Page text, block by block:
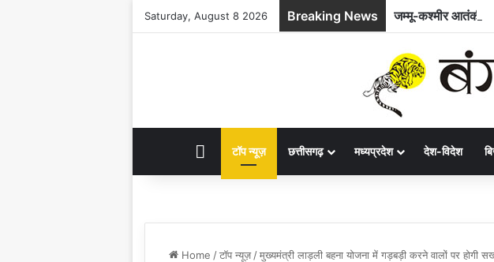
Saturday, August 8 2026 Breaking News
HOMEटॉप न्यूज़ छत्तीसगढ़ मध्यप्रदेश देश-विदेश
Home /टॉप न्यूज़ /मुख्यमंत्री लाड़ली बहना योजना में गड़बड़ी करने वालों पर होगी